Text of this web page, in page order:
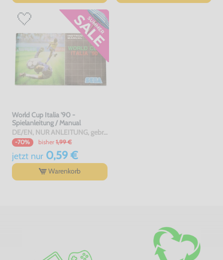
World Cup Italia '90 -
Spielanleitung / Manual
DE/EN, NUR ANLEITUNG, gebraucht
-70% bisher 1,99 €
jetzt nur0,59 €
Warenkorb